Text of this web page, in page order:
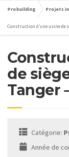
Probuilding Projets
Construction d’une usine de
de
Tanger
Catégorie:
Année de